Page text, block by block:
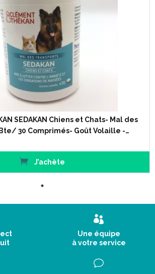
SEDAKAN Chiens et Chats- Mal des
30 Comprimés- Goût Volaille -…
J’achète
Une équipe
à votre service